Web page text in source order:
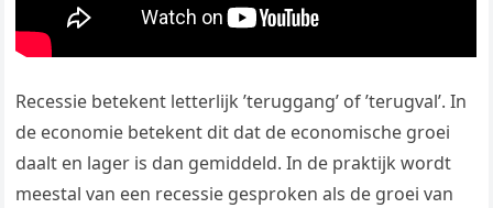
Recessie betekent letterlijk ’teruggang’ of ’terugval’. In
de economie betekent dit dat de economische groei
daalt en lager is dan gemiddeld. In de praktijk wordt
meestal van een recessie gesproken als de groei van